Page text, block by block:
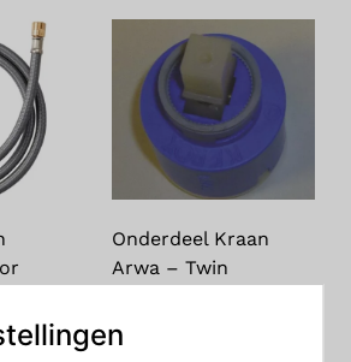
Onderdeel Kraan
Arwa – Twin
na 2006